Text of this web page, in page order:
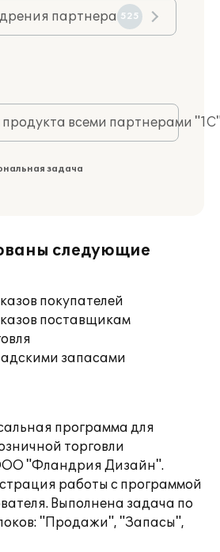
партнера 525
всеми партнерами
задача
следующие
покупателей
поставщикам
запасами
программа для
торговли
"Фландрия Дизайн".
работы с программой
Выполнена задача по
"Продажи", "Запасы",